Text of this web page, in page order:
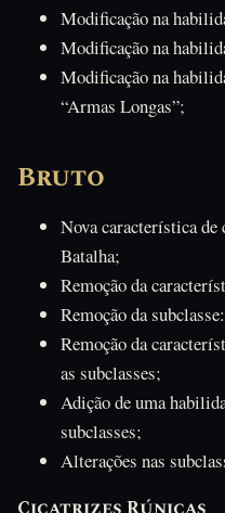
Modificação na
Modificação na
Modificação na
“Armas Longas”;
Bruto
Nova característica de
Batalha;
Remoção da
Remoção da
Remoção da
as subclasses;
Adição de uma
subclasses;
Alterações nas